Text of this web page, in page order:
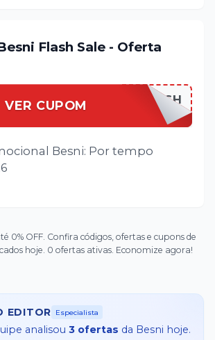
Flash Sale - Oferta
VER CUPOM BESNIFLASH
Besni: Por tempo
0% OFF. Confira códigos, ofertas e cupons de
hoje. 0 ofertas ativas. Economize agora!
EDITOR Especialista
analisou 3ofertas da Besni hoje.